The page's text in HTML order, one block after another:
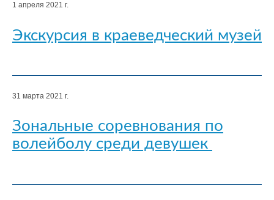
1 апреля 2021 г.
Экскурсия в краеведческий музей
31 марта 2021 г.
Зональные соревнования по
волейболу среди девушек